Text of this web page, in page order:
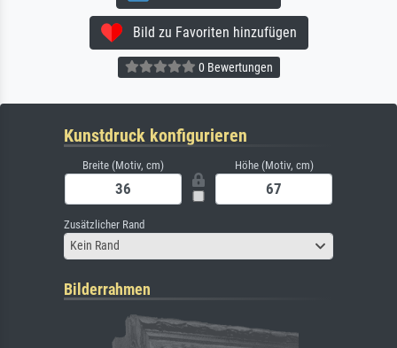
Bild zu Favoriten hinzufügen
0 Bewertungen
Kunstdruck konfigurieren
Breite (Motiv, cm) Höhe (Motiv, cm)
Zusätzlicher Rand
Kein Rand
Bilderrahmen